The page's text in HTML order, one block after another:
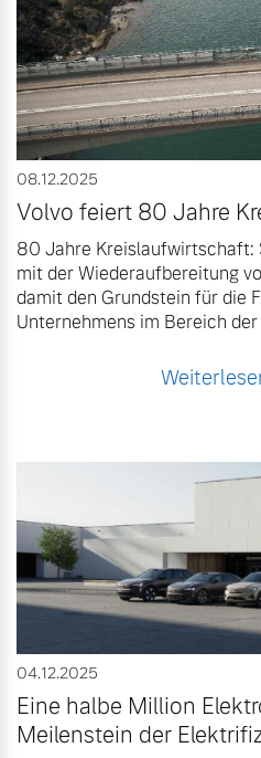
08.12.2025
Volvo feiert 80 Jahre
80 Jahre Kreislaufwirtschaft:
mit der Wiederaufbereitung
damit den Grundstein für die
Unternehmens im Bereich
04.12.2025
Eine halbe Million
Meilenstein der